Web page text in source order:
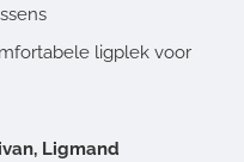
ligplek voor
Ligmand